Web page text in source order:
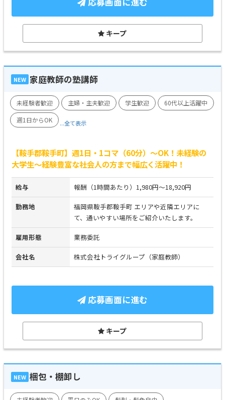
キープ
NEW 家庭教師の塾講師
未経験者歓迎 主婦・主夫歓迎 学生歓迎
60代以上活躍中
週1日からOK
...全て表示
【鞍手郡鞍手町】週1日・1コマ（60分）～OK！未経験の
大学生～経験豊富な社会人の方まで幅広く活躍中！
給与 報酬（1時間あたり）1,980円～18,920円
勤務地
福岡県鞍手郡鞍手町 エリアや近隣エリアに
て、通いやすい場所をご紹介いたします。
雇用形態 業務委託
会社名 株式会社トライグループ（家庭教師）
応募画面に進む
キープ
NEW 梱包・棚卸し